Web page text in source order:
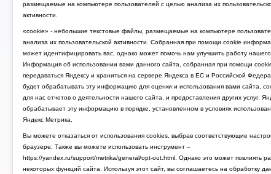
размещаемые на компьютере пользователей с целью анализа их
активности.
«cookie» - небольшие текстовые файлы, размещаемые на компьютере
анализа их пользовательской активности. Собранная при помощи cookie
может идентифицировать вас, однако может помочь нам улучшить работу нашего
Информация об использовании вами данного сайта, собранная при помощи
передаваться Яндексу и храниться на сервере Яндекса в ЕС и Российской
будет обрабатывать эту информацию для оценки и использования вами сайта,
для нас отчетов о деятельности нашего сайта, и предоставления других услуг.
обрабатывает эту информацию в порядке, установленном в условиях
Яндекс Метрика.
Вы можете отказаться от использования cookies, выбрав соответствующие
браузере. Также вы можете использовать инструмент –
https://yandex.ru/support/metrika/general/opt-out.html. Однако это может повлиять
некоторых функций сайта. Используя этот сайт, вы соглашаетесь на обработку